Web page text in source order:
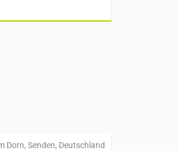
Dorn, Senden, Deutschland